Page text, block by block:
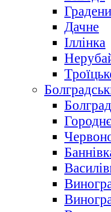
Дачне
Іллінка
Болград